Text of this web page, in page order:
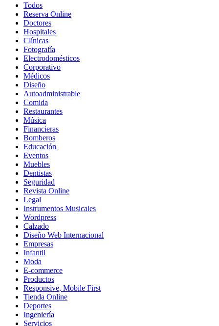
Todos
Reserva Online
Doctores
Hospitales
Clínicas
Fotografía
Electrodomésticos
Corporativo
Médicos
Diseño
Autoadministrable
Comida
Restaurantes
Música
Financieras
Bomberos
Educación
Eventos
Muebles
Dentistas
Seguridad
Revista Online
Legal
Instrumentos Musicales
Wordpress
Calzado
Diseño Web Internacional
Empresas
Infantil
Moda
E-commerce
Productos
Responsive, Mobile First
Tienda Online
Deportes
Ingeniería
Servicios